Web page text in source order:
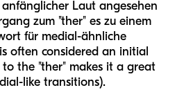
Laut angesehen
zum "ther" es zu einem
für medial-ähnliche
is often considered an initial
the "ther" makes it a great
like transitions).